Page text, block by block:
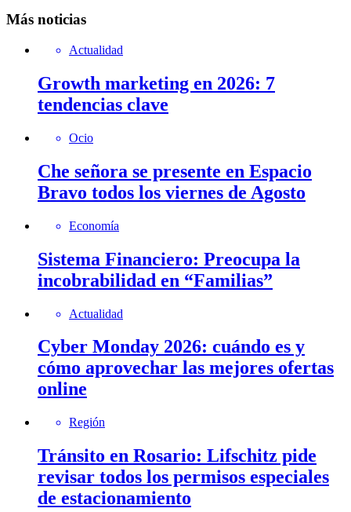
Más noticias
Actualidad
Growth marketing en 2026: 7
tendencias clave
Ocio
Che señora se presente en Espacio
Bravo todos los viernes de Agosto
Economía
Sistema Financiero: Preocupa la
incobrabilidad en “Familias”
Actualidad
Cyber Monday 2026: cuándo es y
cómo aprovechar las mejores ofertas
online
Región
Tránsito en Rosario: Lifschitz pide
revisar todos los permisos especiales
de estacionamiento